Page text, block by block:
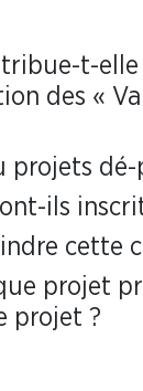
t-
des «
ils
cette
projet
projet ?